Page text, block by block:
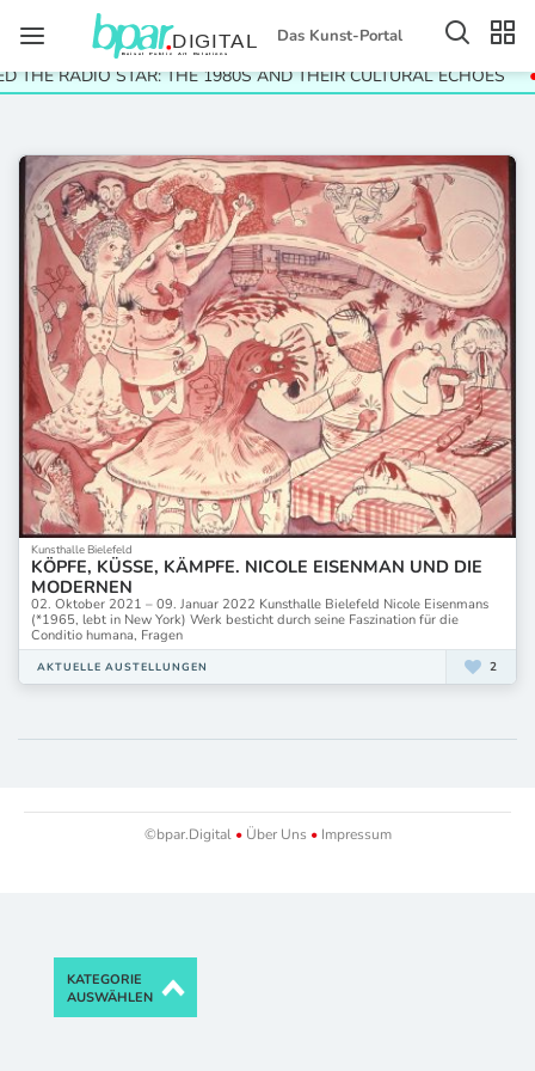
Das Kunst-Portal
RADIO STAR: THE 1980S AND THEIR CULTURAL ECHOES
Kunsthalle Bielefeld
KÖPFE, KÜSSE, KÄMPFE. NICOLE EISENMAN UND DIE
MODERNEN
02. Oktober 2021 – 09. Januar 2022 Kunsthalle Bielefeld Nicole Eisenmans
(*1965, lebt in New York) Werk besticht durch seine Faszination für die
Conditio humana, Fragen
AKTUELLE AUSTELLUNGEN 2
©bpar.Digital •Über Uns •Impressum
KATEGORIE
AUSWÄHLEN